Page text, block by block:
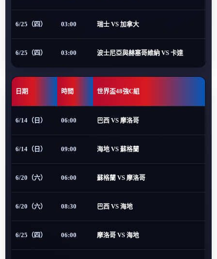
6/25（四） 03:00 瑞士 VS 加拿大
6/25（四） 03:00 波士尼亞與赫塞哥維納 VS 卡達
日期 時間 世界盃48強C組
6/14（日） 06:00 巴西 VS 摩洛哥
6/14（日） 09:00 海地 VS 蘇格蘭
6/20（六） 06:00 蘇格蘭 VS 摩洛哥
6/20（六） 08:30 巴西 VS 海地
6/25（四） 06:00 摩洛哥 VS 海地